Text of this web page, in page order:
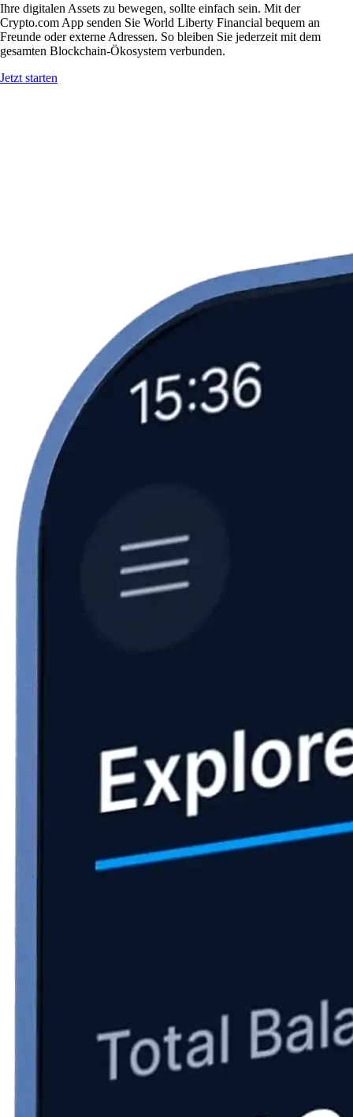
Ihre digitalen Assets zu bewegen, sollte einfach sein. Mit der
Crypto.com App senden Sie World Liberty Financial bequem an
Freunde oder externe Adressen. So bleiben Sie jederzeit mit dem
gesamten Blockchain-Ökosystem verbunden.
Jetzt starten